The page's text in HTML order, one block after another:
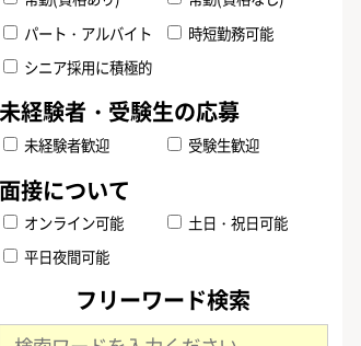
パート・アルバイト
時短勤務可能
シニア採用に積極的
未経験者歓迎 受験生歓迎
オンライン可能
土日・祝日可能
平日夜間可能
フリーワード検索